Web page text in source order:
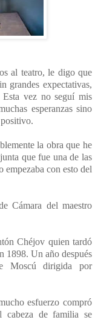
al teatro, le digo que
grandes expectativas,
vez no seguí mis
esperanzas sino
la obra que he
que fue una de las
empezaba con esto del
Cámara del maestro
Chéjov quien tardó
1898. Un año después
Moscú dirigida por
esfuerzo compró
de familia se